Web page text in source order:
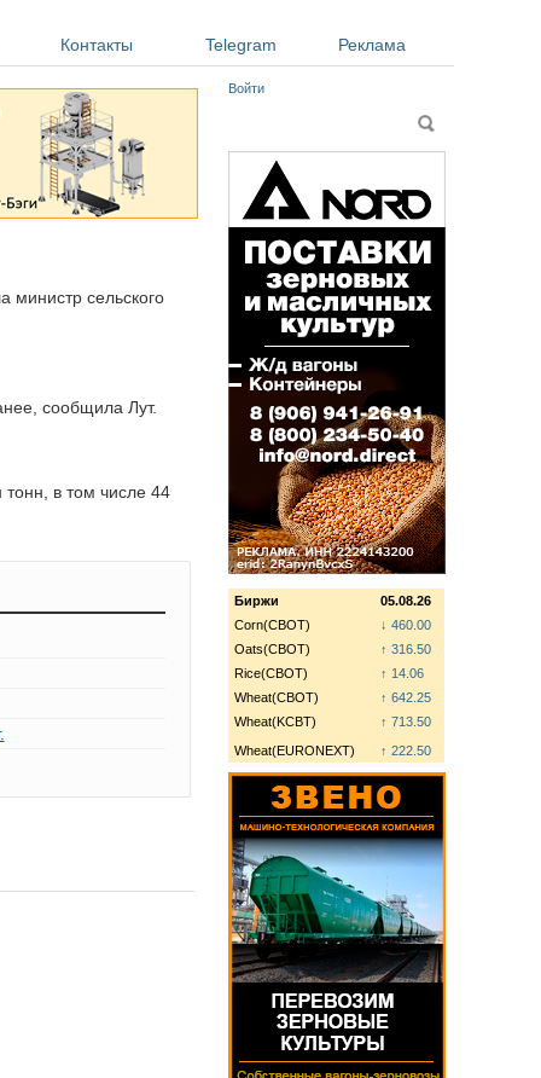
Контакты Telegram Реклама
министр сельского
сообщила Лут.
в том числе 44
Войти
Поиск
Биржи
05.08.26
Corn(CBOT)
↓ 460.00
Oats(CBOT)
↑ 316.50
Rice(CBOT)
↑ 14.06
Wheat(CBOT)
↑ 642.25
Wheat(KCBT)
↑ 713.50
Wheat(EURONEXT)
↑ 222.50